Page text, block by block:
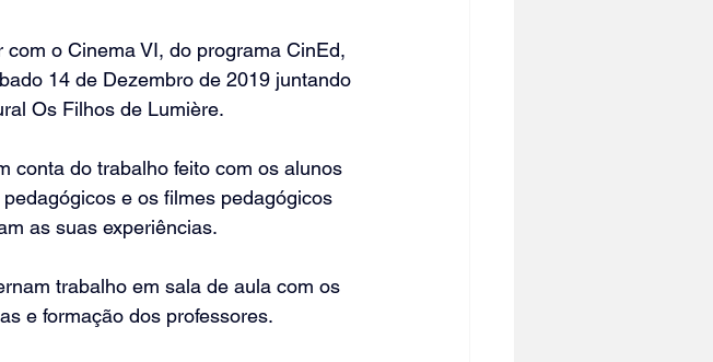
o Cinema VI, do programa CinEd,
14 de Dezembro de 2019 juntando
Os Filhos de Lumière.
conta do trabalho feito com os alunos
e os filmes pedagógicos
as suas experiências.
trabalho em sala de aula com os
e formação dos professores.